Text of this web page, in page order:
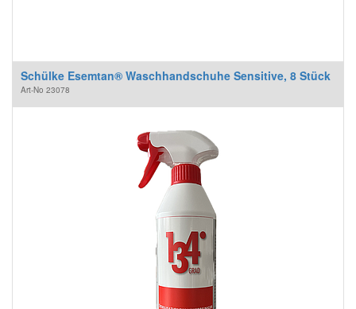
Schülke Esemtan® Waschhandschuhe Sensitive, 8 Stück
Art-No 23078